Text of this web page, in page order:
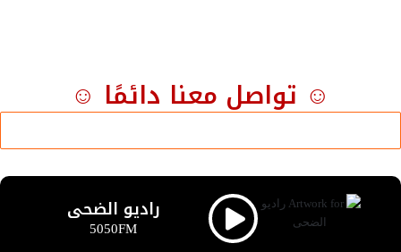
☺ تواصل معنا دائمًا ☺
راديو الضحى
5050FM